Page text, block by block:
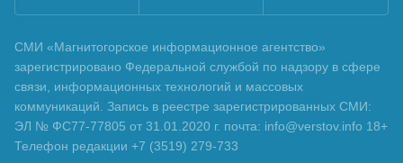
СМИ «Магнитогорское информационное агентство»
зарегистрировано Федеральной службой по надзору в сфере
связи, информационных технологий и массовых
коммуникаций. Запись в реестре зарегистрированных СМИ:
ЭЛ № ФС77-77805 от 31.01.2020 г. почта: info@verstov.info 18+
Телефон редакции +7 (3519) 279-733